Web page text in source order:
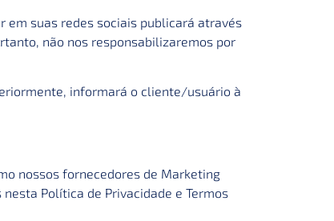
suas redes sociais publicará através
não nos responsabilizaremos por
informará o cliente/usuário à
nossos fornecedores de Marketing
Política de Privacidade e Termos